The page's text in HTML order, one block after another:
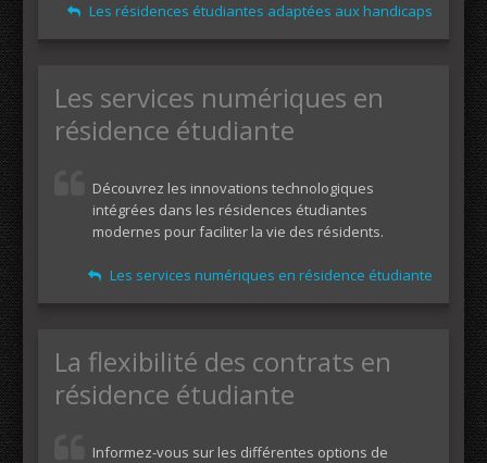
Les résidences étudiantes adaptées aux handicaps
Les services numériques en
résidence étudiante
Découvrez les innovations technologiques
intégrées dans les résidences étudiantes
modernes pour faciliter la vie des résidents.
Les services numériques en résidence étudiante
La flexibilité des contrats en
résidence étudiante
Informez-vous sur les différentes options de